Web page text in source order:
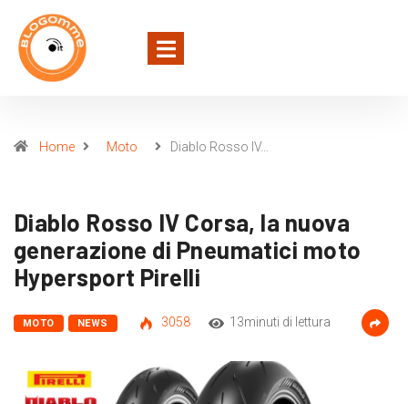
Home Moto Diablo Rosso IV…
Diablo Rosso IV Corsa, la nuova
generazione di Pneumatici moto
Hypersport Pirelli
MOTO NEWS 3058 13minuti di lettura